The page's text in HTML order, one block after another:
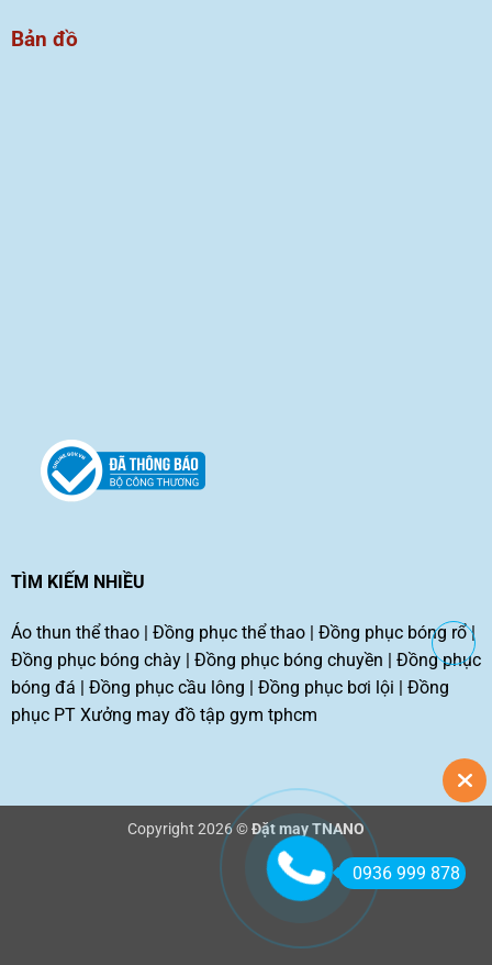
Bản đồ
TÌM KIẾM NHIỀU
Áo thun thể thao| Đồng phục thể thao| Đồng phục bóng rổ|
Đồng phục bóng chày| Đồng phục bóng chuyền | Đồng phục
bóng đá | Đồng phục cầu lông | Đồng phục bơi lội | Đồng
phục PT Xưởng may đồ tập gym tphcm
Copyright 2026 ©Đặt may TNANO
0936 999 878